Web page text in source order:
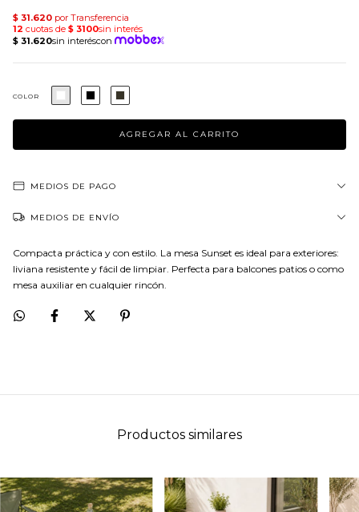
COLOR
MEDIOS DE PAGO
MEDIOS DE ENVÍO
Compacta práctica y con estilo. La mesa Sunset es ideal para exteriores:
liviana resistente y fácil de limpiar. Perfecta para balcones patios o como
mesa auxiliar en cualquier rincón.
Productos similares